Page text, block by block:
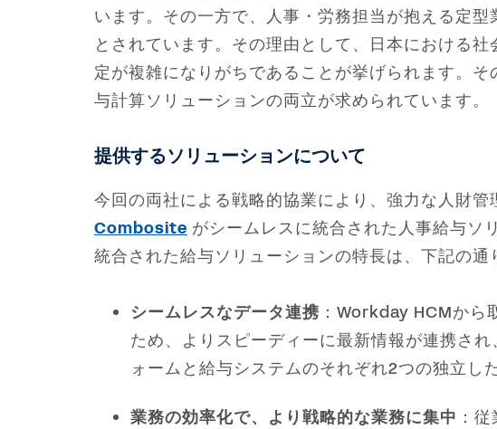
います。その一方で、人事・労務担当が抱える定
とされています。その理由として、日本における
定が複雑になりがちであることが挙げられます。
与計算ソリューションの両立が求められています。
提供するソリューションについて
今回の両社による戦略的協業により、強力な人財管
Combosite がシームレスに統合された人事給与ソ
統合された給与ソリューションの特長は、下記の通
シームレスなデータ連携 ：Workday HCMか
ため、よりスピーディーに最新情報が連携さ
ォームと給与システムのそれぞれ2つの独立し
業務の効率化で、より戦略的な業務に集中 ：